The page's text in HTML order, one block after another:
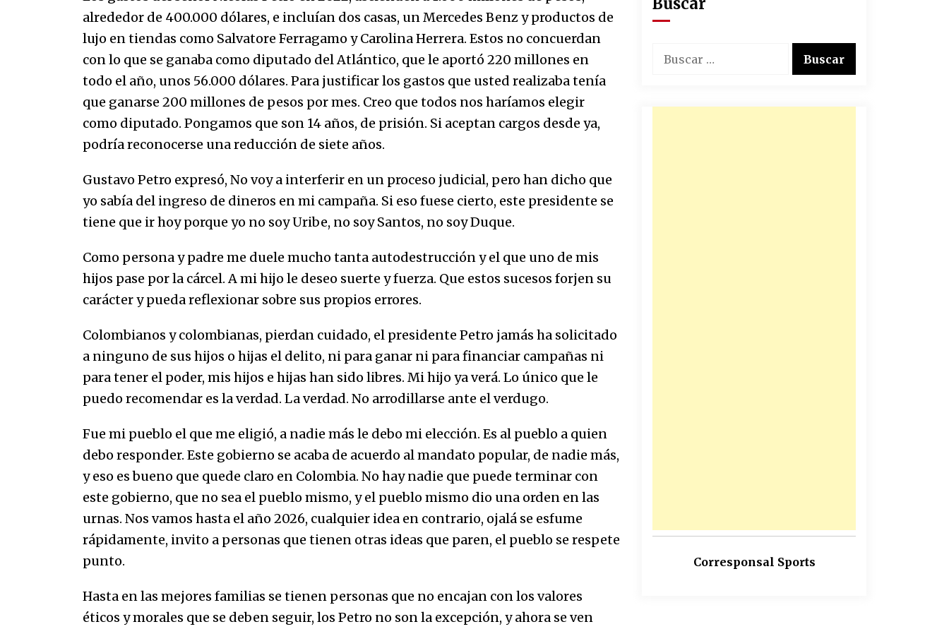
alrededor de 400.000 dólares, e incluían dos casas, un Mercedes Benz y productos de
lujo en tiendas como Salvatore Ferragamo y Carolina Herrera. Estos no concuerdan
con lo que se ganaba como diputado del Atlántico, que le aportó 220 millones en
todo el año, unos 56.000 dólares. Para justificar los gastos que usted realizaba tenía
que ganarse 200 millones de pesos por mes. Creo que todos nos haríamos elegir
como diputado. Pongamos que son 14 años, de prisión. Si aceptan cargos desde ya,
podría reconocerse una reducción de siete años.
Gustavo Petro expresó, No voy a interferir en un proceso judicial, pero han dicho que
yo sabía del ingreso de dineros en mi campaña. Si eso fuese cierto, este presidente se
tiene que ir hoy porque yo no soy Uribe, no soy Santos, no soy Duque.
Como persona y padre me duele mucho tanta autodestrucción y el que uno de mis
hijos pase por la cárcel. A mi hijo le deseo suerte y fuerza. Que estos sucesos forjen su
carácter y pueda reflexionar sobre sus propios errores.
Colombianos y colombianas, pierdan cuidado, el presidente Petro jamás ha solicitado
a ninguno de sus hijos o hijas el delito, ni para ganar ni para financiar campañas ni
para tener el poder, mis hijos e hijas han sido libres. Mi hijo ya verá. Lo único que le
puedo recomendar es la verdad. La verdad. No arrodillarse ante el verdugo.
Fue mi pueblo el que me eligió, a nadie más le debo mi elección. Es al pueblo a quien
debo responder. Este gobierno se acaba de acuerdo al mandato popular, de nadie más,
y eso es bueno que quede claro en Colombia. No hay nadie que puede terminar con
este gobierno, que no sea el pueblo mismo, y el pueblo mismo dio una orden en las
urnas. Nos vamos hasta el año 2026, cualquier idea en contrario, ojalá se esfume
rápidamente, invito a personas que tienen otras ideas que paren, el pueblo se respete
punto.
Hasta en las mejores familias se tienen personas que no encajan con los valores
éticos y morales que se deben seguir, los Petro no son la excepción, y ahora se ven
Corresponsal Sports